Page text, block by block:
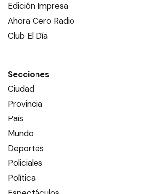
Edición Impresa
Ahora Cero Radio
Club El Día
Secciones
Ciudad
Provincia
País
Mundo
Deportes
Policiales
Política